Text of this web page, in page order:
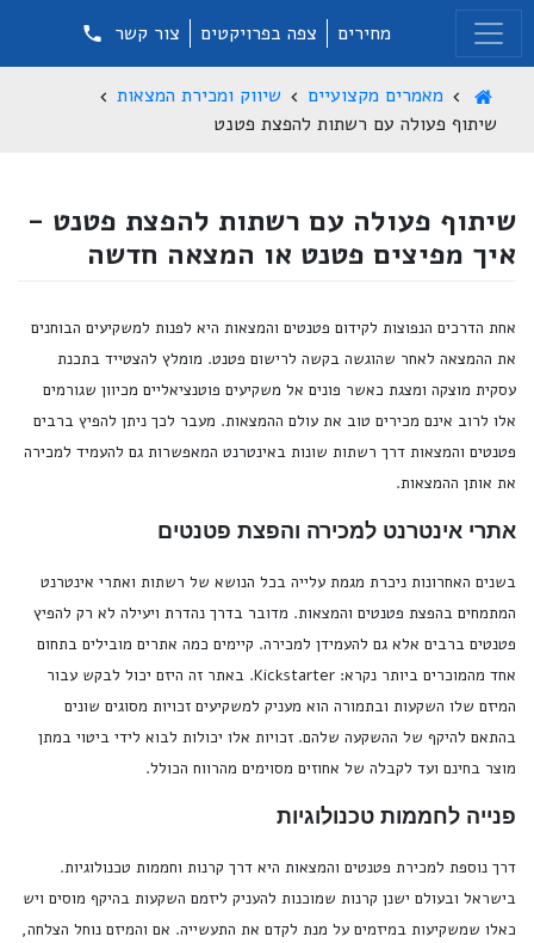
מחירים צפה בפרויקטים צור קשר
מאמרים מקצועיים
שיווק ומכירת המצאות
שיתוף פעולה עם רשתות להפצת פטנט
שיתוף פעולה עם רשתות להפצת פטנט -
איך מפיצים פטנט או המצאה חדשה
אחת הדרכים הנפוצות לקידום פטנטים והמצאות היא לפנות למשקיעים הבוחנים
את ההמצאה לאחר שהוגשה בקשה לרישום פטנט. מומלץ להצטייד בתכנת
עסקית מוצקה ומצגת כאשר פונים אל משקיעים פוטנציאליים מכיוון שגורמים
אלו לרוב אינם מכירים טוב את עולם ההמצאות. מעבר לכך ניתן להפיץ ברבים
פטנטים והמצאות דרך רשתות שונות באינטרנט המאפשרות גם להעמיד למכירה
את אותן ההמצאות.
אתרי אינטרנט למכירה והפצת פטנטים
בשנים האחרונות ניכרת מגמת עלייה בכל הנושא של רשתות ואתרי אינטרנט
המתמחים בהפצת פטנטים והמצאות. מדובר בדרך נהדרת ויעילה לא רק להפיץ
פטנטים ברבים אלא גם להעמידן למכירה. קיימים כמה אתרים מובילים בתחום
אחד מהמוכרים ביותר נקרא: Kickstarter. באתר זה היזם יכול לבקש עבור
המיזם שלו השקעות ובתמורה הוא מעניק למשקיעים זכויות מסוגים שונים
בהתאם להיקף של ההשקעה שלהם. זכויות אלו יכולות לבוא לידי ביטוי במתן
מוצר בחינם ועד לקבלה של אחוזים מסוימים מהרווח הכולל.
פנייה לחממות טכנולוגיות
דרך נוספת למכירת פטנטים והמצאות היא דרך קרנות וחממות טכנולוגיות.
בישראל ובעולם ישנן קרנות שמוכנות להעניק ליזמם השקעות בהיקף מוסים ויש
כאלו שמשקיעות במיזמים על מנת לקדם את התעשייה. אם והמיזם נוחל הצלחה,